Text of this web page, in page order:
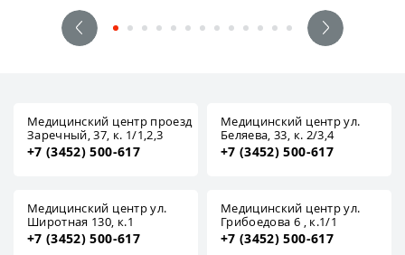
Медицинский центр проезд
Заречный, 37, к. 1/1,2,3
+7 (3452) 500-617
Медицинский центр ул.
Беляева, 33, к. 2/3,4
+7 (3452) 500-617
Медицинский центр ул.
Широтная 130, к.1
+7 (3452) 500-617
Медицинский центр ул.
Грибоедова 6 , к.1/1
+7 (3452) 500-617